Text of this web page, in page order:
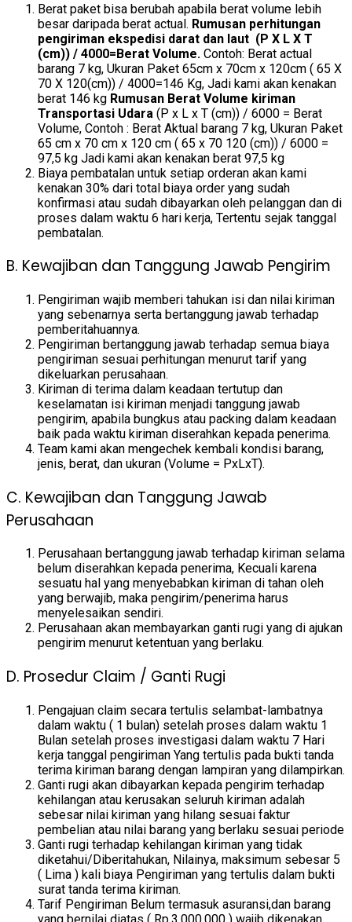
Berat paket bisa berubah apabila berat volume lebih
besar daripada berat actual. Rumusan perhitungan
pengiriman ekspedisi darat dan laut (P X L X T
(cm)) / 4000=Berat Volume. Contoh: Berat actual
barang 7 kg, Ukuran Paket 65cm x 70cm x 120cm ( 65 X
70 X 120(cm)) / 4000=146 Kg, Jadi kami akan kenakan
berat 146 kg Rumusan Berat Volume kiriman
Transportasi Udara (P x L x T (cm)) / 6000 = Berat
Volume, Contoh : Berat Aktual barang 7 kg, Ukuran Paket
65 cm x 70 cm x 120 cm ( 65 x 70 120 (cm)) / 6000 =
97,5 kg Jadi kami akan kenakan berat 97,5 kg
Biaya pembatalan untuk setiap orderan akan kami
kenakan 30% dari total biaya order yang sudah
konfirmasi atau sudah dibayarkan oleh pelanggan dan di
proses dalam waktu 6 hari kerja, Tertentu sejak tanggal
pembatalan.
B. Kewajiban dan Tanggung Jawab Pengirim
Pengiriman wajib memberi tahukan isi dan nilai kiriman
yang sebenarnya serta bertanggung jawab terhadap
pemberitahuannya.
Pengiriman bertanggung jawab terhadap semua biaya
pengiriman sesuai perhitungan menurut tarif yang
dikeluarkan perusahaan.
Kiriman di terima dalam keadaan tertutup dan
keselamatan isi kiriman menjadi tanggung jawab
pengirim, apabila bungkus atau packing dalam keadaan
baik pada waktu kiriman diserahkan kepada penerima.
Team kami akan mengechek kembali kondisi barang,
jenis, berat, dan ukuran (Volume = PxLxT).
C. Kewajiban dan Tanggung Jawab
Perusahaan
Perusahaan bertanggung jawab terhadap kiriman selama
belum diserahkan kepada penerima, Kecuali karena
sesuatu hal yang menyebabkan kiriman di tahan oleh
yang berwajib, maka pengirim/penerima harus
menyelesaikan sendiri.
Perusahaan akan membayarkan ganti rugi yang di ajukan
pengirim menurut ketentuan yang berlaku.
D. Prosedur Claim / Ganti Rugi
Pengajuan claim secara tertulis selambat-lambatnya
dalam waktu ( 1 bulan) setelah proses dalam waktu 1
Bulan setelah proses investigasi dalam waktu 7 Hari
kerja tanggal pengiriman Yang tertulis pada bukti tanda
terima kiriman barang dengan lampiran yang dilampirkan.
Ganti rugi akan dibayarkan kepada pengirim terhadap
kehilangan atau kerusakan seluruh kiriman adalah
sebesar nilai kiriman yang hilang sesuai faktur
pembelian atau nilai barang yang berlaku sesuai periode
Ganti rugi terhadap kehilangan kiriman yang tidak
diketahui/Diberitahukan, Nilainya, maksimum sebesar 5
( Lima ) kali biaya Pengiriman yang tertulis dalam bukti
surat tanda terima kiriman.
Tarif Pengiriman Belum termasuk asuransi,dan barang